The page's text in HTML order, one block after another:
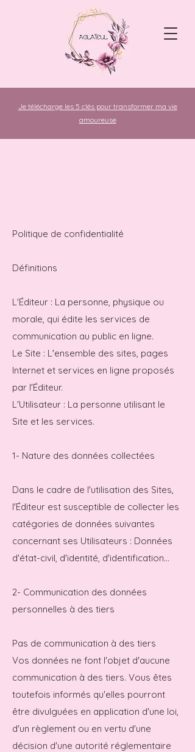
Je télécharge les 5 clés pour transformer ma vie
amoureuse
Politique de confidentialité
Définitions
L'Éditeur : La personne, physique ou
morale, qui édite les services de
communication au public en ligne.
Le Site : L'ensemble des sites, pages
Internet et services en ligne proposés
par l'Éditeur.
L'Utilisateur : La personne utilisant le
Site et les services.
1- Nature des données collectées
Dans le cadre de l'utilisation des Sites,
l'Éditeur est susceptible de collecter les
catégories de données suivantes
concernant ses Utilisateurs : Données
d'état-civil, d'identité, d'identification...
2- Communication des données
personnelles à des tiers
Pas de communication à des tiers
Vos données ne font l'objet d'aucune
communication à des tiers. Vous êtes
toutefois informés qu'elles pourront
être divulguées en application d'une loi,
d'un règlement ou en vertu d'une
décision d'une autorité réglementaire